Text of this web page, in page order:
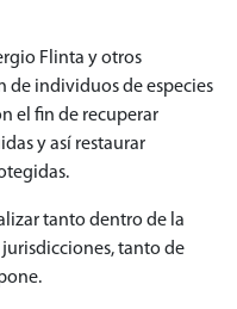
Flinta y otros
de individuos de especies
el fin de recuperar
y así restaurar
tanto dentro de la
tanto de